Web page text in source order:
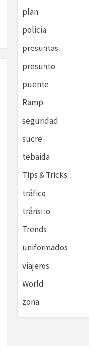
plan
policía
presuntas
presunto
puente
Ramp
seguridad
sucre
tebaida
Tips & Tricks
tráfico
tránsito
Trends
uniformados
viajeros
World
zona